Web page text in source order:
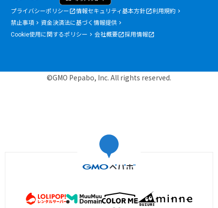
プライバシーポリシー 情報セキュリティ基本方針
利用規約
禁止事項
資金決済法に基づく情報提供
Cookie使用に関するポリシー
会社概要 採用情報
©GMO Pepabo, Inc. All rights reserved.